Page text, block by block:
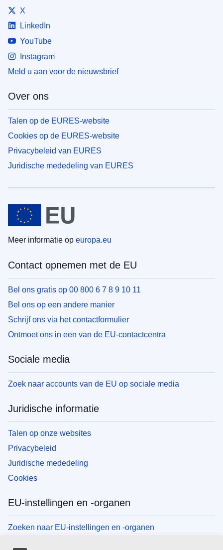
X
LinkedIn
YouTube
Instagram
Meld u aan voor de nieuwsbrief
Over ons
Talen op de EURES-website
Cookies op de EURES-website
Privacybeleid van EURES
Juridische mededeling van EURES
Meer informatie op europa.eu
Contact opnemen met de EU
Bel ons gratis op 00 800 6 7 8 9 10 11
Bel ons op een andere manier
Schrijf ons via het contactformulier
Ontmoet ons in een van de EU-contactcentra
Sociale media
Zoek naar accounts van de EU op sociale media
Juridische informatie
Talen op onze websites
Privacybeleid
Juridische mededeling
Cookies
EU-instellingen en -organen
Zoeken naar EU-instellingen en -organen